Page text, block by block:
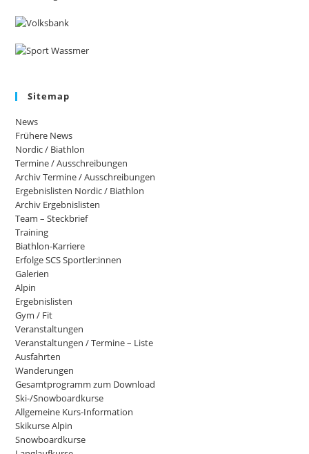
Sitemap
News
Frühere News
Nordic / Biathlon
Termine / Ausschreibungen
Archiv Termine / Ausschreibungen
Ergebnislisten Nordic / Biathlon
Archiv Ergebnislisten
Team – Steckbrief
Training
Biathlon-Karriere
Erfolge SCS Sportler:innen
Galerien
Alpin
Ergebnislisten
Gym / Fit
Veranstaltungen
Veranstaltungen / Termine – Liste
Ausfahrten
Wanderungen
Gesamtprogramm zum Download
Ski-/Snowboardkurse
Allgemeine Kurs-Information
Skikurse Alpin
Snowboardkurse